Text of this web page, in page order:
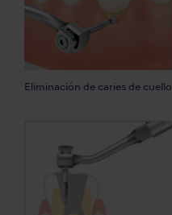
Eliminación de caries de cuello